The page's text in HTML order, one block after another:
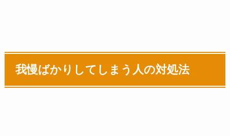
我慢ばかりしてしまう人の対処法